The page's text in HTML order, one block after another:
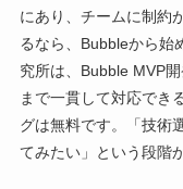
にあり、チームに制約
るなら、Bubbleから始
究所は、Bubble MVP
まで一貫して対応でき
グは無料です。「技術
てみたい」という段階